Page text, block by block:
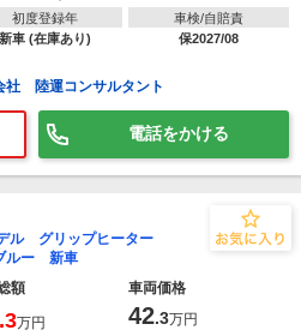
初度登録年
新車 (在庫あり)
車検/自賠責
保2027/08
陸運コンサルタント
電話をかける
ル グリップヒーター
ルー 新車
額
車両価格
.3万円 42.3万円